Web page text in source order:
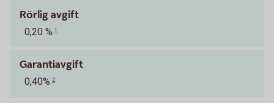
Rörlig avgift
0,20 % 1
Garantiavgift
0,40% 2